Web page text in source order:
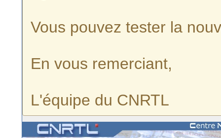
Vous pouvez tester la
En vous remerciant,
L'équipe du CNRTL